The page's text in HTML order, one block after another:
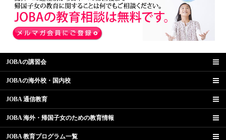
JOBAの講習会
JOBAの海外校・国内校
JOBA 通信教育
JOBA 海外・帰国子女のための教育情報
JOBA 教育プログラム一覧